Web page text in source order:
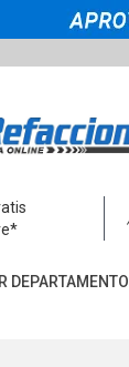
DEPARTAMENTO